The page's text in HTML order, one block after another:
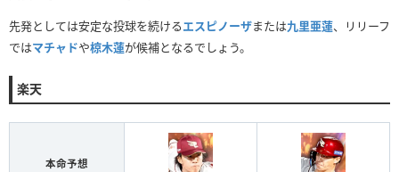
先発としては安定な投球を続けるエスピノーザまたは九里亜蓮、リリーフ
ではマチャドや椋木蓮が候補となるでしょう。
楽天
本命予想